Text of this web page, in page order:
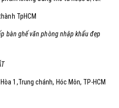
TpHCM
bàn ghế văn phòng nhập khẩu đẹp
1,Trung chánh, Hóc Môn, TP-HCM